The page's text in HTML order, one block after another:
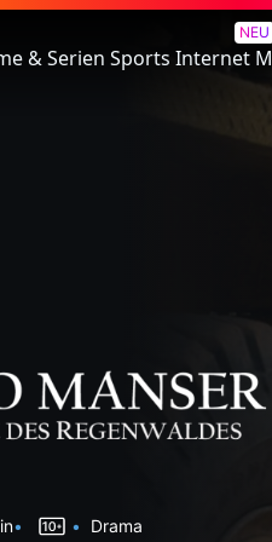
& Serien Sports
NEU
Internet
Die Stimme
Drama